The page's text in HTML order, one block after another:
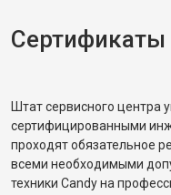
Сертификаты
Штат сервисного центра
сертифицированными
проходят обязательное
всеми необходимыми
техники Candy на